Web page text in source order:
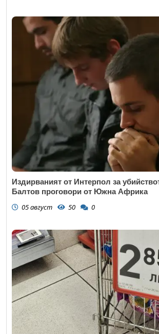
Издирваният от Интерпол за
Балтов проговори от Южна Африка
05 август 50 0